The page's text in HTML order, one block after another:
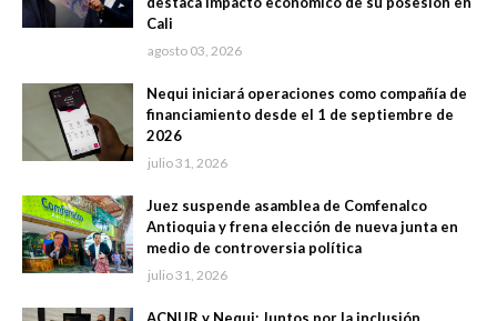
Cali
agosto 03, 2026
Nequi iniciará operaciones como compañía de
financiamiento desde el 1 de septiembre de
2026
julio 31, 2026
Juez suspende asamblea de Comfenalco
Antioquia y frena elección de nueva junta en
medio de controversia política
julio 31, 2026
ACNUR y Nequi: Juntos por la inclusión